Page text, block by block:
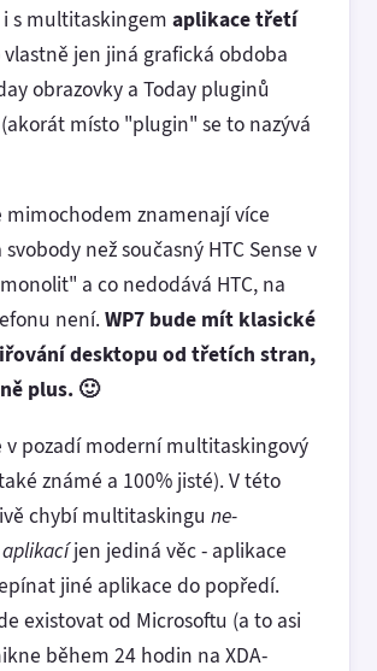
s multitaskingem aplikace třetí
vlastně jen jiná grafická obdoba
obrazovky a Today pluginů
místo "plugin" se to nazývá
mimochodem znamenají více
než současný HTC Sense v
a co nedodává HTC, na
není.WP7 bude mít klasické
desktopu od třetích stran,
plus. 🙂
v pozadí moderní multitaskingový
známé a 100% jisté). V této
chybí multitaskingu ne-
jen jediná věc - aplikace
jiné aplikace do popředí.
existovat od Microsoftu (a to asi
během 24 hodin na XDA-